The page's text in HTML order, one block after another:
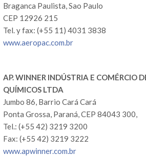
Braganca Paulista, Sao Paulo
CEP 12926 215
Tel. y fax: (+55 11) 4031 3838
www.aeropac.com.br
AP. WINNER INDÚSTRIA E COMÉRCIO
QUÍMICOS LTDA
Jumbo 86, Barrio Cará Cará
Ponta Grossa, Paraná, CEP 84043 300,
Tel.: (+55 42) 3219 3200
Fax: (+55 42) 3219 3222
www.apwinner.com.br